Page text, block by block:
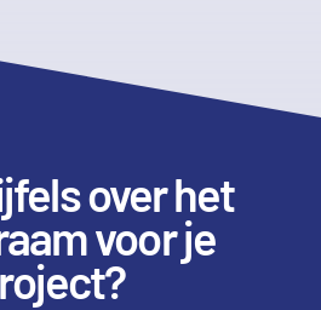
over het
voor je